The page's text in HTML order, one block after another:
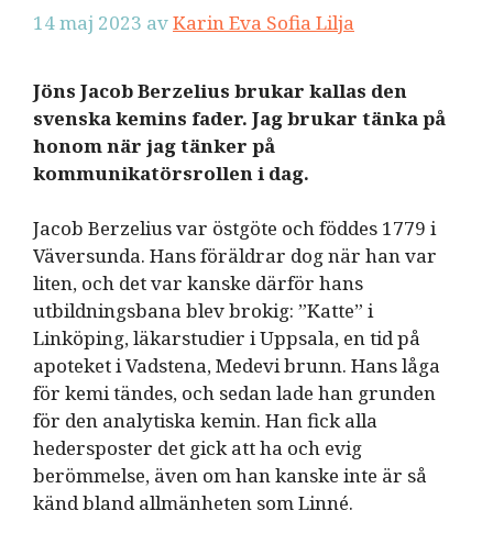
14 maj 2023 avKarin Eva Sofia Lilja
Jöns Jacob Berzelius brukar kallas den
svenska kemins fader. Jag brukar tänka på
honom när jag tänker på
kommunikatörsrollen i dag.
Jacob Berzelius var östgöte och föddes 1779 i
Väversunda. Hans föräldrar dog när han var
liten, och det var kanske därför hans
utbildningsbana blev brokig: ”Katte” i
Linköping, läkarstudier i Uppsala, en tid på
apoteket i Vadstena, Medevi brunn. Hans låga
för kemi tändes, och sedan lade han grunden
för den analytiska kemin. Han fick alla
hedersposter det gick att ha och evig
berömmelse, även om han kanske inte är så
känd bland allmänheten som Linné.